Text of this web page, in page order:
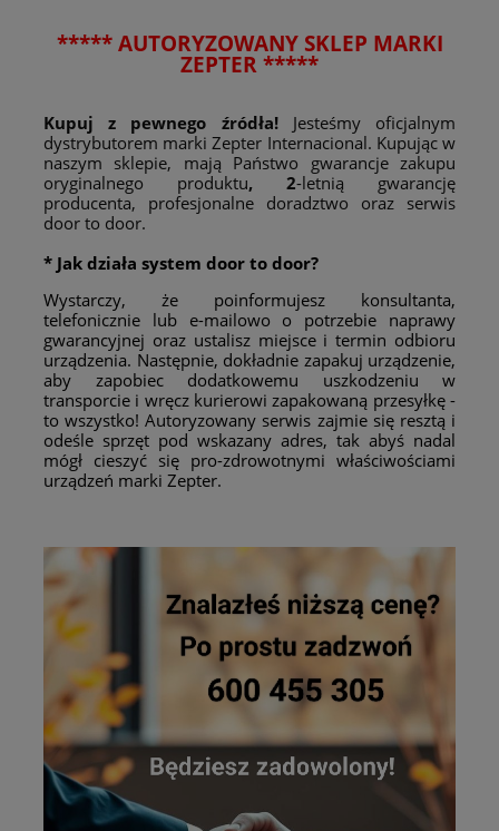
***** AUTORYZOWANY SKLEP MARKI
ZEPTER *****
Kupuj z pewnego źródła! Jesteśmy oficjalnym
dystrybutorem marki Zepter Internacional. Kupując w
naszym sklepie, mają Państwo gwarancje zakupu
oryginalnego produktu, 2-letnią gwarancję
producenta, profesjonalne doradztwo oraz serwis
door to door.
* Jak działa system door to door?
Wystarczy, że poinformujesz konsultanta,
telefonicznie lub e-mailowo o potrzebie naprawy
gwarancyjnej oraz ustalisz miejsce i termin odbioru
urządzenia. Następnie, dokładnie zapakuj urządzenie,
aby zapobiec dodatkowemu uszkodzeniu w
transporcie i wręcz kurierowi zapakowaną przesyłkę -
to wszystko! Autoryzowany serwis zajmie się resztą i
odeśle sprzęt pod wskazany adres, tak abyś nadal
mógł cieszyć się pro-zdrowotnymi właściwościami
urządzeń marki Zepter.